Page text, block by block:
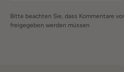
Bitte beachten Sie, dass Kommentare
freigegeben werden müssen